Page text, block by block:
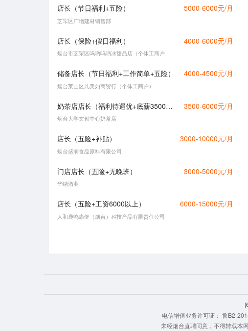
店长（节日福利+五险） 5000-6000元/月
芝罘区广增建材销售部
店长（保险+假日福利） 4000-6000元/月
烟台市芝罘区呜哟呜哟冰甜品店（个体工商户
储备店长（节日福利+工作简单+五险） 4000-4500元/月
烟台莱山区凡美如商贸行（个体工商户）
奶茶店店长（福利待遇优+底薪3500起+好上手） 3500-6000元/月
烟台大学文创中心奶茶店
店长（五险+补贴） 3000-10000元/月
烟台盛润食品原料有限公司
门店店长（五险+无晚班） 3000-5000元/月
华纳酒业
店长（五险+工资6000以上） 6000-15000元/月
人和鹿鸣康健（烟台）科技产品有限责任公司
电信增值业务许可证： 鲁B2-
未经烟台直聘同意，不得转载本